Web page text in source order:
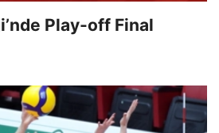
Play-off Final